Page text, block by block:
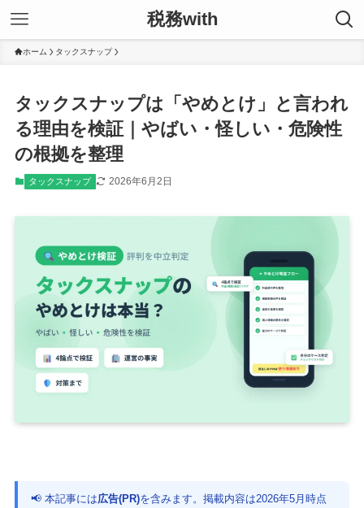
税務with
ホーム タックスナップ
タックスナップは「やめとけ」と言われ
る理由を検証｜やばい・怪しい・危険性
の根拠を整理
タックスナップ 2026年6月2日
📢 本記事には広告(PR)を含みます。掲載内容は2026年5月時点